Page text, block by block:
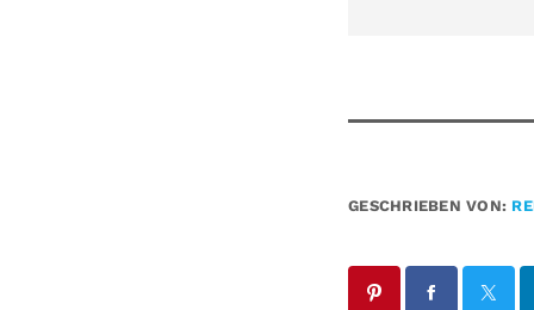
GESCHRIEBEN VON: